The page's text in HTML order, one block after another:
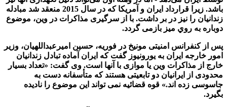
باشد. زیرا قرارداد ایران و آمریکا که در سال 2015 منعقد شد مبادله
زندانیان را نیز در بر داشت. با از سرگیری مذاکرات در وین، موضوع
دوباره به روي ميز بازمی گردد.
پس از کنفرانس امنیتی مونیخ در فوریه، حسین امیرعبداللهیان، وزیر
امور خارجه ایران به یورونیوز گفت که ایران آماده تبادل زندانیان
خارج از مذاکرات وین یا موازی با آنها است. وی گفت: «تعداد بسیار
محدودی از ایرانیان دو تابعیتی هستند که متأسفانه دست به
جاسوسی زده اند.» قوه قضائیه نمی تواند این موضوع را نادیده
بگیرد.